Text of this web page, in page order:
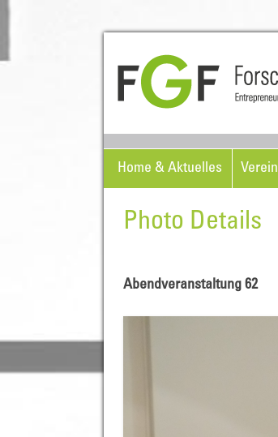
Home & Aktuelles Verein
Photo Details
Abendveranstaltung 62